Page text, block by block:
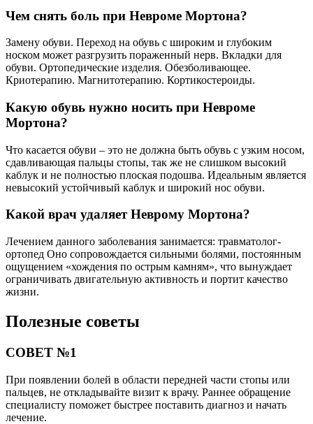
Чем снять боль при Невроме Мортона?
Замену обуви. Переход на обувь с широким и глубоким
носком может разгрузить пораженный нерв. Вкладки для
обуви. Ортопедические изделия. Обезболивающее.
Криотерапию. Магнитотерапию. Кортикостероиды.
Какую обувь нужно носить при Невроме
Мортона?
Что касается обуви – это не должна быть обувь с узким носом,
сдавливающая пальцы стопы, так же не слишком высокий
каблук и не полностью плоская подошва. Идеальным является
невысокий устойчивый каблук и широкий нос обуви.
Какой врач удаляет Неврому Мортона?
Лечением данного заболевания занимается: травматолог-
ортопед Оно сопровождается сильными болями, постоянным
ощущением «хождения по острым камням», что вынуждает
ограничивать двигательную активность и портит качество
жизни.
Полезные советы
СОВЕТ №1
При появлении болей в области передней части стопы или
пальцев, не откладывайте визит к врачу. Раннее обращение
специалисту поможет быстрее поставить диагноз и начать
лечение.